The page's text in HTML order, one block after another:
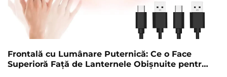
Frontală cu Lumânare Puternică: Ce o Face
Superioră Față de Lanternele Obișnuite pentru